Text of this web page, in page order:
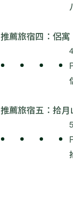
推薦旅宿四：侶寓
推薦旅宿五：拾月